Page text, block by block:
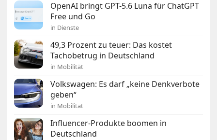
OpenAI bringt GPT-5.6 Luna für ChatGPT
Free und Go
in Dienste
49,3 Prozent zu teuer: Das kostet
Tachobetrug in Deutschland
in Mobilität
Volkswagen: Es darf „keine Denkverbote
geben“
in Mobilität
Influencer-Produkte boomen in
Deutschland